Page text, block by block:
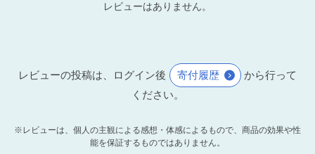
レビューはありません。
レビューの投稿は、ログイン後 寄付履歴
から行って
ください。
※レビューは、個人の主観による感想・体感によるもので、商品の効果や性
能を保証するものではありません。